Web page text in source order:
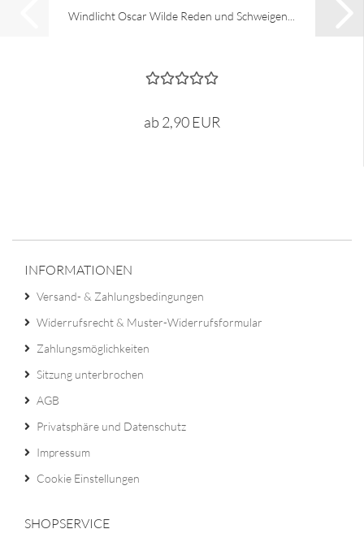
Windlicht Oscar Wilde Reden und Schweigen...
ab 2,90 EUR
INFORMATIONEN
Versand- & Zahlungsbedingungen
Widerrufsrecht & Muster-Widerrufsformular
Zahlungsmöglichkeiten
Sitzung unterbrochen
AGB
Privatsphäre und Datenschutz
Impressum
Cookie Einstellungen
SHOPSERVICE